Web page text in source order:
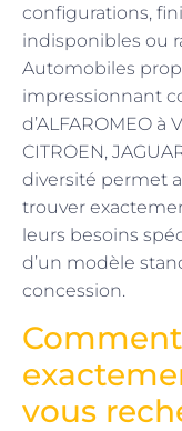
configurations,
indisponibles ou
Automobiles
impressionnant
d’ALFAROMEO à
CITROEN,
diversité permet
trouver
leurs besoins
d’un modèle
concession.
vous